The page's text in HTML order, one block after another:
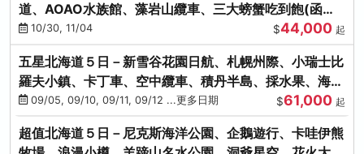
道、AOAO水族館、藻岩山纜車、三大螃蟹吃到飽(函館/
千歲)
10/30, 11/04 $44,000 起
五星北海道５日－新雪谷花園日航、札幌州際、小瑞士比
羅夫小鎮、卡丁車、空中纜車、積丹半島、採水果、海鮮
和牛螃蟹放題
09/05, 09/10, 09/11, 09/12 ...更多日期 $61,000 起
超值北海道５日－尼克斯海洋公園、企鵝遊行、卡哇伊熊